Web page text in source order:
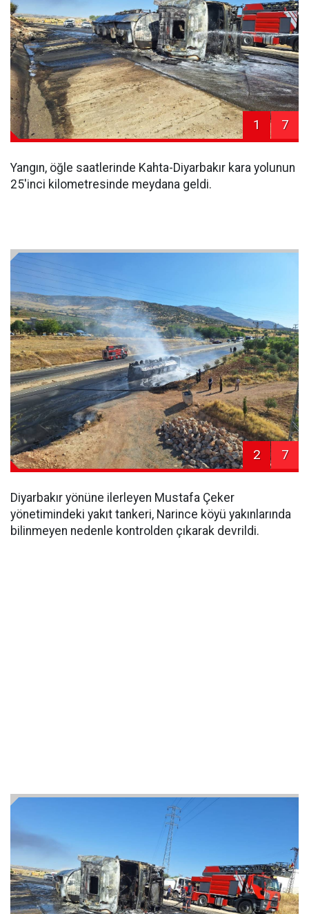
1 7
Yangın, öğle saatlerinde Kahta-Diyarbakır kara yolunun
25'inci kilometresinde meydana geldi.
2 7
Diyarbakır yönüne ilerleyen Mustafa Çeker
yönetimindeki yakıt tankeri, Narince köyü yakınlarında
bilinmeyen nedenle kontrolden çıkarak devrildi.